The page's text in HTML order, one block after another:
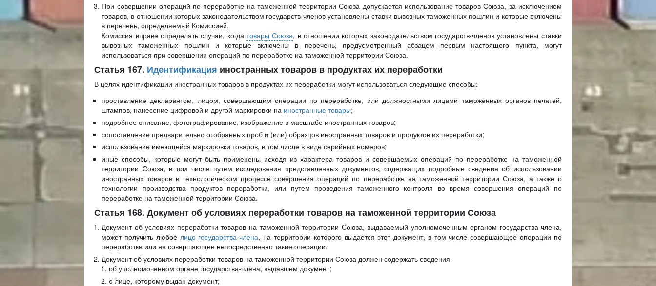
При совершении операций по переработке на таможенной территории Союза допускается использование товаров Союза, за исключением
товаров, в отношении которых законодательством государств-членов установлены ставки вывозных таможенных пошлин и которые включены
в перечень, определяемый Комиссией.
Комиссия вправе определять случаи, когда товары Союза, в отношении которых законодательством государств-членов установлены ставки
вывозных таможенных пошлин и которые включены в перечень, предусмотренный абзацем первым настоящего пункта, могут
использоваться при совершении операций по переработке на таможенной территории Союза.
Статья 167. Идентификация иностранных товаров в продуктах их переработки
В целях идентификации иностранных товаров в продуктах их переработки могут использоваться следующие способы:
проставление декларантом, лицом, совершающим операции по переработке, или должностными лицами таможенных органов печатей,
штампов, нанесение цифровой и другой маркировки на иностранные товары;
подробное описание, фотографирование, изображение в масштабе иностранных товаров;
сопоставление предварительно отобранных проб и (или) образцов иностранных товаров и продуктов их переработки;
использование имеющейся маркировки товаров, в том числе в виде серийных номеров;
иные способы, которые могут быть применены исходя из характера товаров и совершаемых операций по переработке на таможенной
территории Союза, в том числе путем исследования представленных документов, содержащих подробные сведения об использовании
иностранных товаров в технологическом процессе совершения операций по переработке на таможенной территории Союза, а также о
технологии производства продуктов переработки, или путем проведения таможенного контроля во время совершения операций по
переработке на таможенной территории Союза.
Статья 168. Документ об условиях переработки товаров на таможенной территории Союза
Документ об условиях переработки товаров на таможенной территории Союза, выдаваемый уполномоченным органом государства-члена,
может получить любое лицо государства-члена, на территории которого выдается этот документ, в том числе совершающее операции по
переработке или не совершающее непосредственно такие операции.
Документ об условиях переработки товаров на таможенной территории Союза должен содержать сведения:
об уполномоченном органе государства-члена, выдавшем документ;
о лице, которому выдан документ;